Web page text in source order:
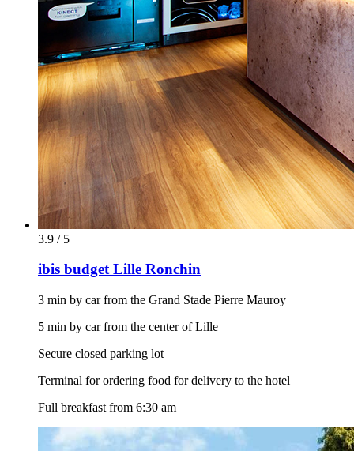
3.9 / 5
ibis budget Lille Ronchin
3 min by car from the Grand Stade Pierre Mauroy
5 min by car from the center of Lille
Secure closed parking lot
Terminal for ordering food for delivery to the hotel
Full breakfast from 6:30 am